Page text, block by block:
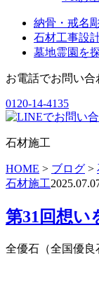
納骨・戒名
石材工事設
墓地霊園を
お電話でお問い合
0120-14-4135
石材施工
HOME > ブログ >
石材施工
第31回想い
全優石（全国優良